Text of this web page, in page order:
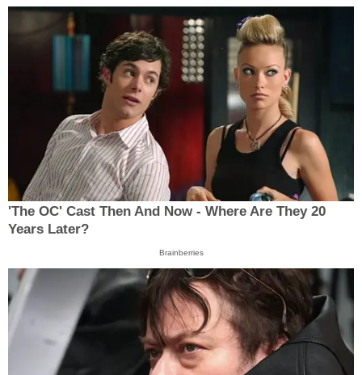
'The OC' Cast Then And Now - Where Are They 20
Years Later?
Brainberries